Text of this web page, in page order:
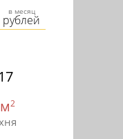
в месяц
рублей
2